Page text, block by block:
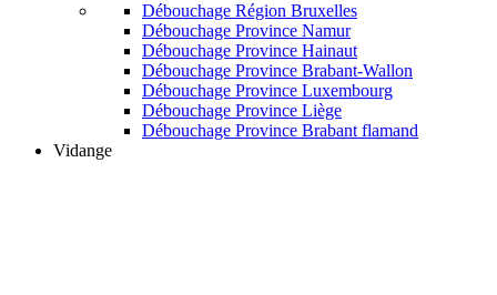
Débouchage Région Bruxelles
Débouchage Province Namur
Débouchage Province Hainaut
Débouchage Province Brabant-Wallon
Débouchage Province Luxembourg
Débouchage Province Liège
Débouchage Province Brabant flamand
Vidange